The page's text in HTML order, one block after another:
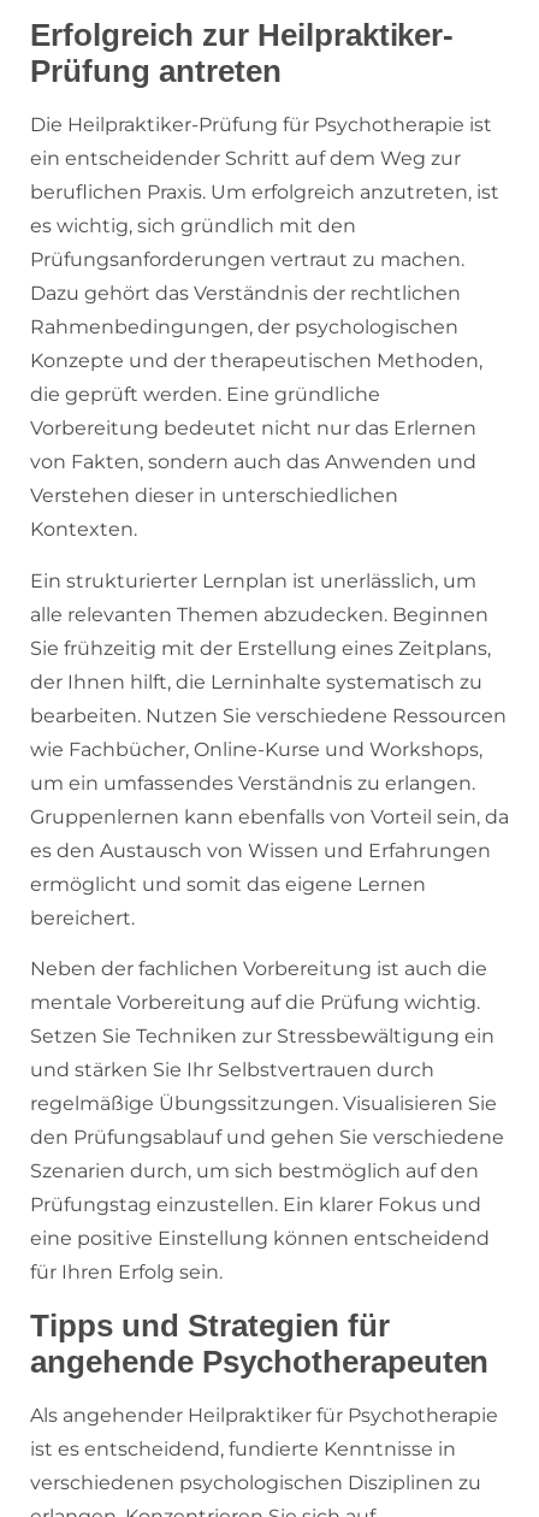
Erfolgreich zur Heilpraktiker-
Prüfung antreten
Die Heilpraktiker-Prüfung für Psychotherapie ist
ein entscheidender Schritt auf dem Weg zur
beruflichen Praxis. Um erfolgreich anzutreten, ist
es wichtig, sich gründlich mit den
Prüfungsanforderungen vertraut zu machen.
Dazu gehört das Verständnis der rechtlichen
Rahmenbedingungen, der psychologischen
Konzepte und der therapeutischen Methoden,
die geprüft werden. Eine gründliche
Vorbereitung bedeutet nicht nur das Erlernen
von Fakten, sondern auch das Anwenden und
Verstehen dieser in unterschiedlichen
Kontexten.
Ein strukturierter Lernplan ist unerlässlich, um
alle relevanten Themen abzudecken. Beginnen
Sie frühzeitig mit der Erstellung eines Zeitplans,
der Ihnen hilft, die Lerninhalte systematisch zu
bearbeiten. Nutzen Sie verschiedene Ressourcen
wie Fachbücher, Online-Kurse und Workshops,
um ein umfassendes Verständnis zu erlangen.
Gruppenlernen kann ebenfalls von Vorteil sein, da
es den Austausch von Wissen und Erfahrungen
ermöglicht und somit das eigene Lernen
bereichert.
Neben der fachlichen Vorbereitung ist auch die
mentale Vorbereitung auf die Prüfung wichtig.
Setzen Sie Techniken zur Stressbewältigung ein
und stärken Sie Ihr Selbstvertrauen durch
regelmäßige Übungssitzungen. Visualisieren Sie
den Prüfungsablauf und gehen Sie verschiedene
Szenarien durch, um sich bestmöglich auf den
Prüfungstag einzustellen. Ein klarer Fokus und
eine positive Einstellung können entscheidend
für Ihren Erfolg sein.
Tipps und Strategien für
angehende Psychotherapeuten
Als angehender Heilpraktiker für Psychotherapie
ist es entscheidend, fundierte Kenntnisse in
verschiedenen psychologischen Disziplinen zu